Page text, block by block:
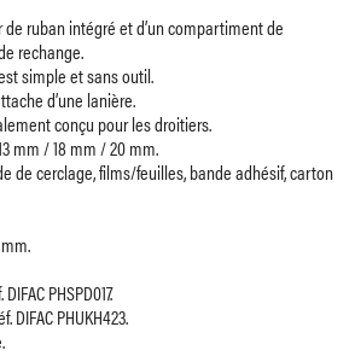
de ruban intégré et d’un compartiment de
rechange.
simple et sans outil.
d’une lanière.
conçu pour les droitiers.
mm / 18 mm / 20 mm.
de cerclage, films/feuilles, bande adhésif, carton
DIFAC PHSPD017.
DIFAC PHUKH423.